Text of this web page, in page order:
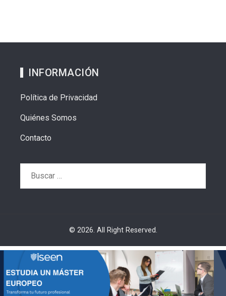
INFORMACIÓN
Política de Privacidad
Quiénes Somos
Contacto
© 2026. All Right Reserved.